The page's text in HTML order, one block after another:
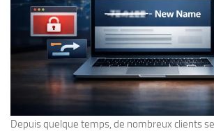
Depuis quelque temps, de nombreux clients